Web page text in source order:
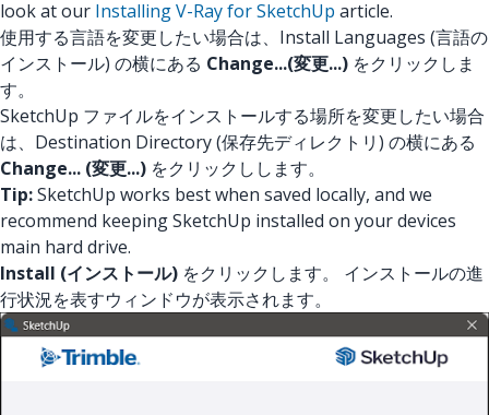
look at our Installing V-Ray for SketchUp article.
使用する言語を変更したい場合は、Install Languages (言語の
インストール) の横にある Change...(変更...) をクリックしま
す。
SketchUp ファイルをインストールする場所を変更したい場合
は、Destination Directory (保存先ディレクトリ) の横にある
Change... (変更...) をクリックしします。
Tip:SketchUp works best when saved locally, and we
recommend keeping SketchUp installed on your devices
main hard drive.
Install (インストール) をクリックします。 インストールの進
行状況を表すウィンドウが表示されます。